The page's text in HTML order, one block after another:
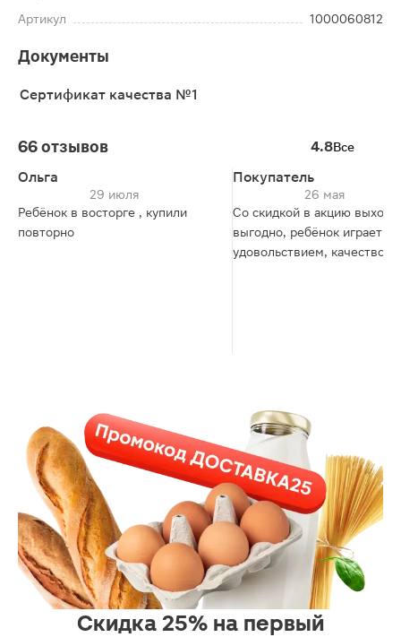
Артикул
1000060812
Документы
Сертификат качества №1
66 отзывов 4.8Все
Ольга
29 июля
Ребёнок в восторге , купили
повторно
Покупатель
26 мая
Со скидкой в акцию
выгодно, ребёнок играет с
удовольствием, качество
Скидка 25% на первый